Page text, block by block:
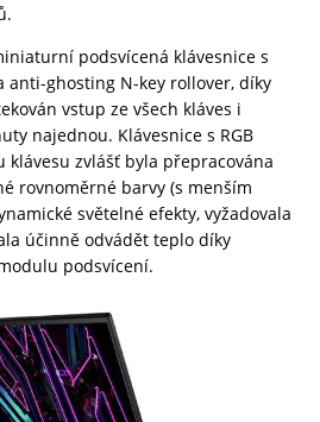
podsvícená klávesnice s
anti-ghosting N-key rollover, díky
vstup ze všech kláves i
najednou. Klávesnice s RGB
klávesu zvlášť byla přepracována
rovnoměrné barvy (s menším
světelné efekty, vyžadovala
účinně odvádět teplo díky
podsvícení.